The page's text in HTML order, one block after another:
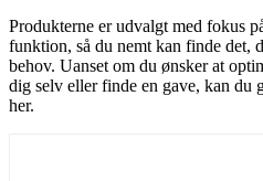
Produkterne er udvalgt med fokus
funktion, så du nemt kan finde det,
behov. Uanset om du ønsker at
dig selv eller finde en gave, kan du
her.